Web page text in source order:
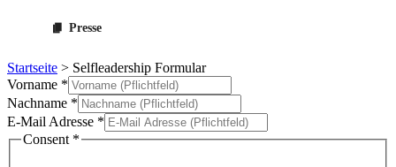
Presse
Startseite > Selfleadership Formular
Vorname *
Nachname *
E-Mail Adresse *
Consent *